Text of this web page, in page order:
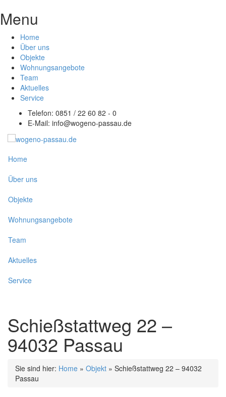
Menu
Home
Über uns
Objekte
Wohnungsangebote
Team
Aktuelles
Service
Telefon: 0851 / 22 60 82 - 0
E-Mail: info@wogeno-passau.de
Home
Über uns
Objekte
Wohnungsangebote
Team
Aktuelles
Service
Schießstattweg 22 –
94032 Passau
Sie sind hier: Home » Objekt » Schießstattweg 22 – 94032
Passau